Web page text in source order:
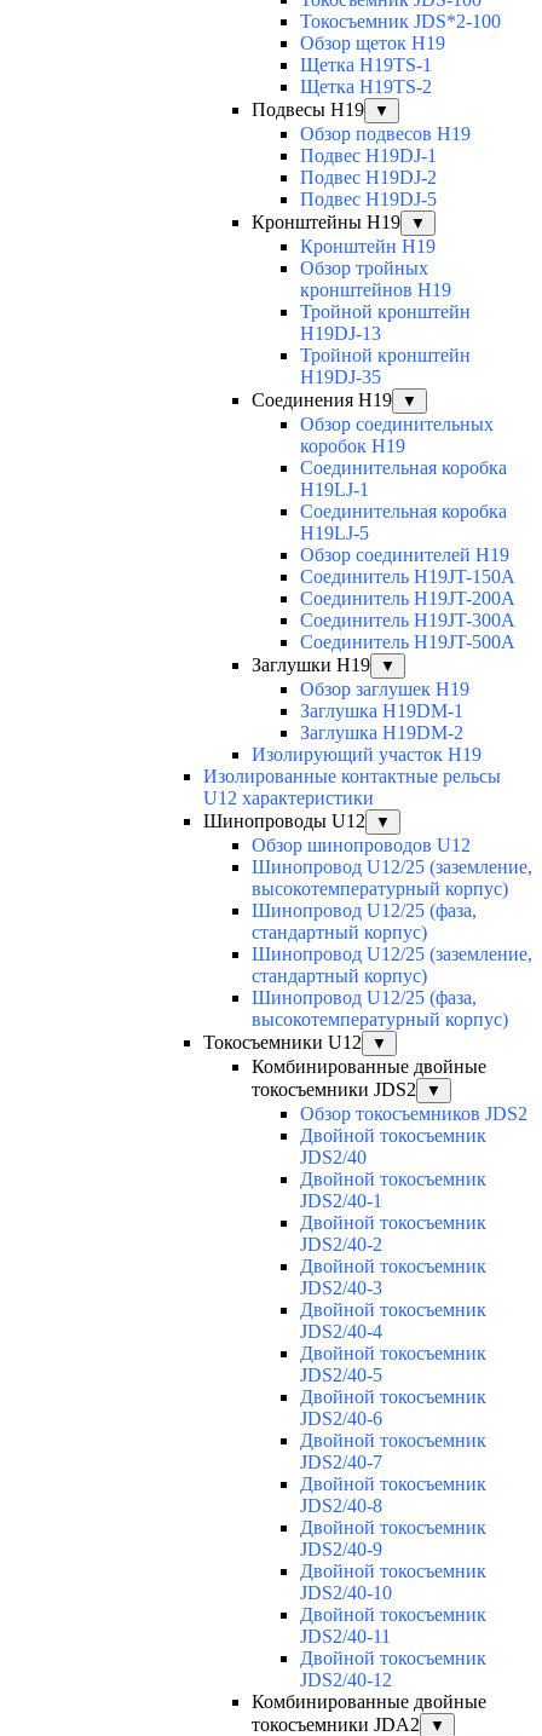
Токосъемник JDS*2-100
Обзор щеток H19
Щетка H19TS-1
Щетка H19TS-2
Подвесы H19
▼
Обзор подвесов H19
Подвес H19DJ-1
Подвес H19DJ-2
Подвес H19DJ-5
Кронштейны H19
▼
Кронштейн H19
Обзор тройных
кронштейнов H19
Тройной кронштейн
H19DJ-13
Тройной кронштейн
H19DJ-35
Соединения H19
▼
Обзор соединительных
коробок H19
Соединительная коробка
H19LJ-1
Соединительная коробка
H19LJ-5
Обзор соединителей H19
Соединитель H19JT-150A
Соединитель H19JT-200A
Соединитель H19JT-300A
Соединитель H19JT-500A
Заглушки H19
▼
Обзор заглушек H19
Заглушка H19DM-1
Заглушка H19DM-2
Изолирующий участок H19
Изолированные контактные рельсы
U12 характеристики
Шинопроводы U12
▼
Обзор шинопроводов U12
Шинопровод U12/25 (заземление,
высокотемпературный корпус)
Шинопровод U12/25 (фаза,
стандартный корпус)
Шинопровод U12/25 (заземление,
стандартный корпус)
Шинопровод U12/25 (фаза,
высокотемпературный корпус)
Токосъемники U12
▼
Комбинированные двойные
токосъемники JDS2
▼
Обзор токосъемников JDS2
Двойной токосъемник
JDS2/40
Двойной токосъемник
JDS2/40-1
Двойной токосъемник
JDS2/40-2
Двойной токосъемник
JDS2/40-3
Двойной токосъемник
JDS2/40-4
Двойной токосъемник
JDS2/40-5
Двойной токосъемник
JDS2/40-6
Двойной токосъемник
JDS2/40-7
Двойной токосъемник
JDS2/40-8
Двойной токосъемник
JDS2/40-9
Двойной токосъемник
JDS2/40-10
Двойной токосъемник
JDS2/40-11
Двойной токосъемник
JDS2/40-12
Комбинированные двойные
токосъемники JDA2
▼